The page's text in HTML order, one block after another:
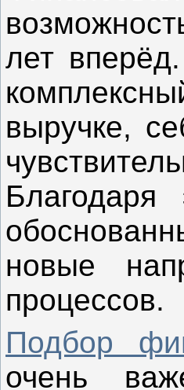
лет
выручке,
Благодаря
новые
процессов.
Подбор
очень